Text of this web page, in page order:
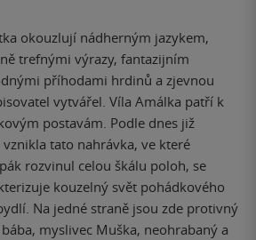
okouzlují nádherným jazykem,
trefnými výrazy, fantazijním
příhodami hrdinů a zjevnou
vytvářel. Víla Amálka patří k
postavám. Podle dnes již
tato nahrávka, ve které
rozvinul celou škálu poloh, se
kouzelný svět pohádkového
Na jedné straně jsou zde protivný
myslivec Muška, neohrabaný a